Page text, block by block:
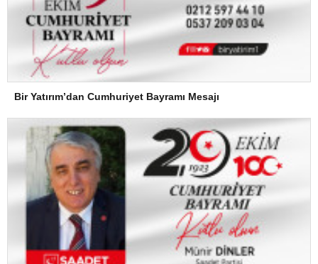
Bir Yatırım’dan Cumhuriyet Bayramı Mesajı